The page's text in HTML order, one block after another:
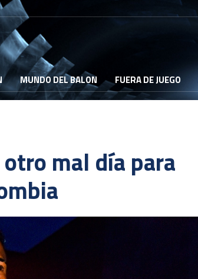
MUNDO DEL BALON FUERA DE JUEGO
mal día para